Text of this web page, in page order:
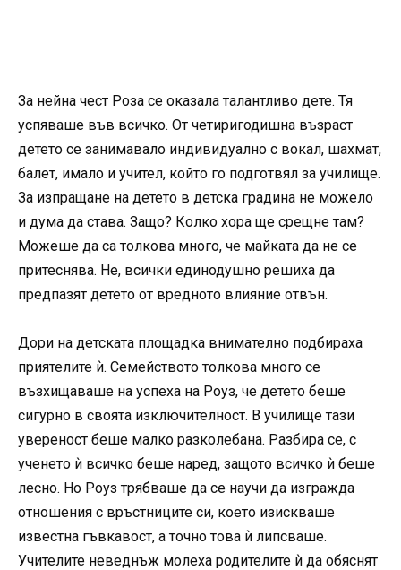
За нейна чест Роза се оказала талантливо дете. Тя
успяваше във всичко. От четиригодишна възраст
детето се занимавало индивидуално с вокал, шахмат,
балет, имало и учител, който го подготвял за училище.
За изпращане на детето в детска градина не можело
и дума да става. Защо? Колко хора ще срещне там?
Можеше да са толкова много, че майката да не се
притеснява. Не, всички единодушно решиха да
предпазят детето от вредното влияние отвън.
Дори на детската площадка внимателно подбираха
приятелите ѝ. Семейството толкова много се
възхищаваше на успеха на Роуз, че детето беше
сигурно в своята изключителност. В училище тази
увереност беше малко разколебана. Разбира се, с
ученето ѝ всичко беше наред, защото всичко ѝ беше
лесно. Но Роуз трябваше да се научи да изгражда
отношения с връстниците си, което изискваше
известна гъвкавост, а точно това ѝ липсваше.
Учителите неведнъж молеха родителите ѝ да обяснят